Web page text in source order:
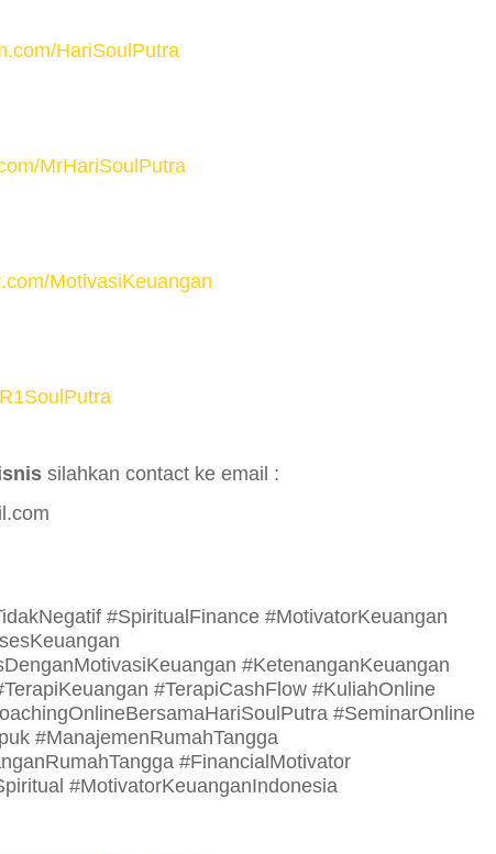
HariSoulPutra
MrHariSoulPutra
MotivasiKeuangan
silahkan contact ke email :
#SpiritualFinance #MotivatorKeuangan
#KetenanganKeuangan
#TerapiCashFlow #KuliahOnline
#SeminarOnline
#ManajemenRumahTangga
#FinancialMotivator
#MotivatorKeuanganIndonesia